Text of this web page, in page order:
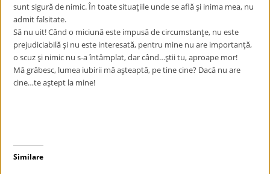
sunt sigură de nimic. În toate situaţiile unde se află şi inima mea, nu
admit falsitate.
Să nu uit! Când o miciună este impusă de circumstanţe, nu este
prejudiciabilă şi nu este interesată, pentru mine nu are importanţă,
o scuz şi nimic nu s-a întâmplat, dar când…ştii tu, aproape mor!
Mă grăbesc, lumea iubirii mă aşteaptă, pe tine cine? Dacă nu are
cine…te aştept la mine!
Similare